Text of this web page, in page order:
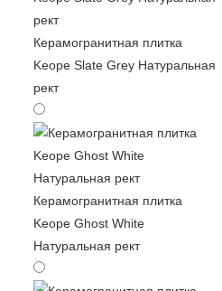
Керамогранитная плитка
Keope Slate Grey Натуральная
рект
Керамогранитная плитка
Keope Ghost White
Натуральная рект